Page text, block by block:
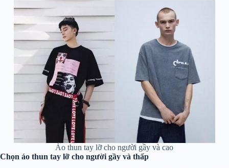
Áo thun tay lỡ cho người gầy và cao
Chọn áo thun tay lỡ cho người gầy và thấp